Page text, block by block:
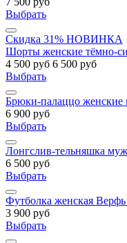
Выбрать
Скидка 31% НОВИНКА
Шорты женские тёмно-
4 500 руб 6 500 руб
Выбрать
Брюки-палаццо женские
6 900 руб
Выбрать
Лонгслив-тельняшка
6 500 руб
Выбрать
Футболка женская Верфь
3 900 руб
Выбрать